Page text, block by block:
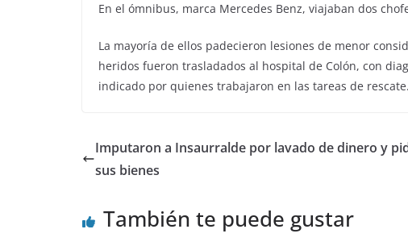
En el ómnibus, marca Mercedes Benz, viajaban dos
La mayoría de ellos padecieron lesiones de menor
heridos fueron trasladados al hospital de Colón, con
indicado por quienes trabajaron en las tareas de rescate.
Imputaron a Insaurralde por lavado de dinero y
sus bienes
También te puede gustar